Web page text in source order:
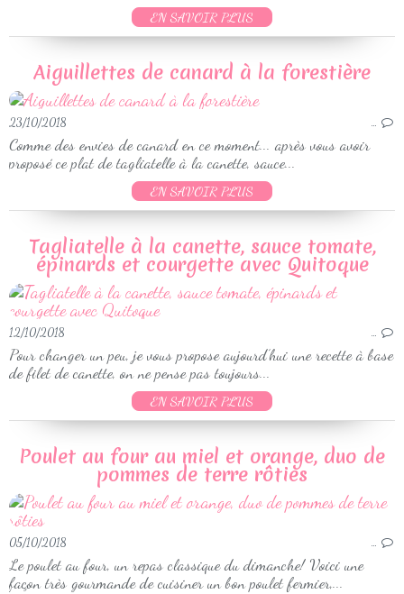
EN SAVOIR PLUS
Aiguillettes de canard à la forestière
23/10/2018 …
Comme des envies de canard en ce moment... après vous avoir
proposé ce plat de tagliatelle à la canette, sauce...
EN SAVOIR PLUS
Tagliatelle à la canette, sauce tomate,
épinards et courgette avec Quitoque
12/10/2018 …
Pour changer un peu, je vous propose aujourd’hui une recette à base
de filet de canette, on ne pense pas toujours...
EN SAVOIR PLUS
Poulet au four au miel et orange, duo de
pommes de terre rôties
05/10/2018 …
Le poulet au four, un repas classique du dimanche! Voici une
façon très gourmande de cuisiner un bon poulet fermier,...